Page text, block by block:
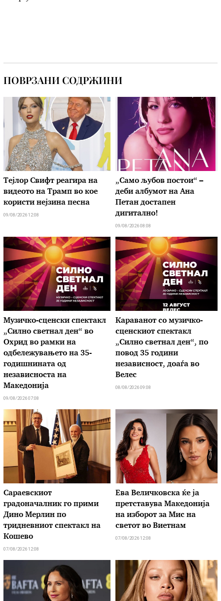
ПОВРЗАНИ СОДРЖИНИ
Тејлор Свифт реагира на
видеото на Трамп во кое
користи нејзина песна
09/08/2026 12:08
„Само љубов постои“ –
деби албумот на Ана
Петан достапен
дигитално!
09/08/2026 08:08
Музичко-сценски спектакл
„Силно светнал ден“ во
Охрид во рамки на
одбележувањето на 35-
годишнината од
независноста на
Македонија
09/08/2026 07:08
Караванот со музичкo-
сценскиот спектакл
„Силно светнал ден“, по
повод 35 години
независност, доаѓа во
Велес
08/08/2026 09:08
Сараевскиот
градоначалник го прими
Дино Мерлин по
тридневниот спектакл на
Кошево
07/08/2026 12:08
Ева Величковска ќе ја
претставува Македонија
на изборот за Мис на
светот во Виетнам
07/08/2026 12:08